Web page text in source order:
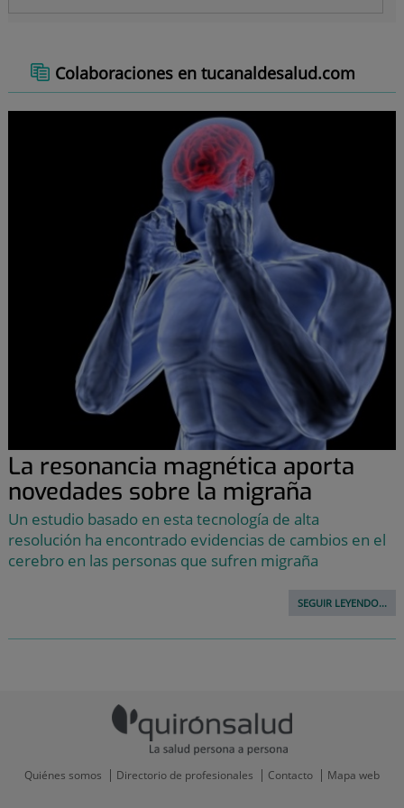
Colaboraciones en tucanaldesalud.com
La resonancia magnética aporta
novedades sobre la migraña
Un estudio basado en esta tecnología de alta
resolución ha encontrado evidencias de cambios en el
cerebro en las personas que sufren migraña
SEGUIR LEYENDO...
Quiénes somos Directorio de profesionales Contacto Mapa web